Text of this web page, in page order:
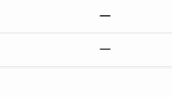
ー
ー